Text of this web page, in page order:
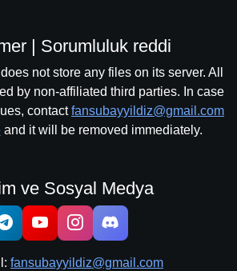
| Sorumluluk reddi
not store any files on its server. All
by non-affiliated third parties. In case
contactfansubayyildiz@gmail.com
and it will be removed immediately.
ve Sosyal Medya
fansubayyildiz@gmail.com